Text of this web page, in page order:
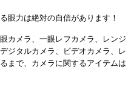
眼力は絶対の自信があります！
カメラ、一眼レフカメラ、レンジ
ジタルカメラ、ビデオカメラ、レ
まで、カメラに関するアイテムは